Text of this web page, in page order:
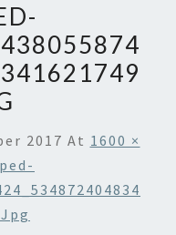
2017 At 1600 ×